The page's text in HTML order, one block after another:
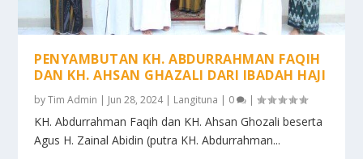
PENYAMBUTAN KH. ABDURRAHMAN FAQIH
DAN KH. AHSAN GHAZALI DARI IBADAH HAJI
byTim Admin | Jun 28, 2024| Langituna | 0 |
KH. Abdurrahman Faqih dan KH. Ahsan Ghozali beserta
Agus H. Zainal Abidin (putra KH. Abdurrahman...